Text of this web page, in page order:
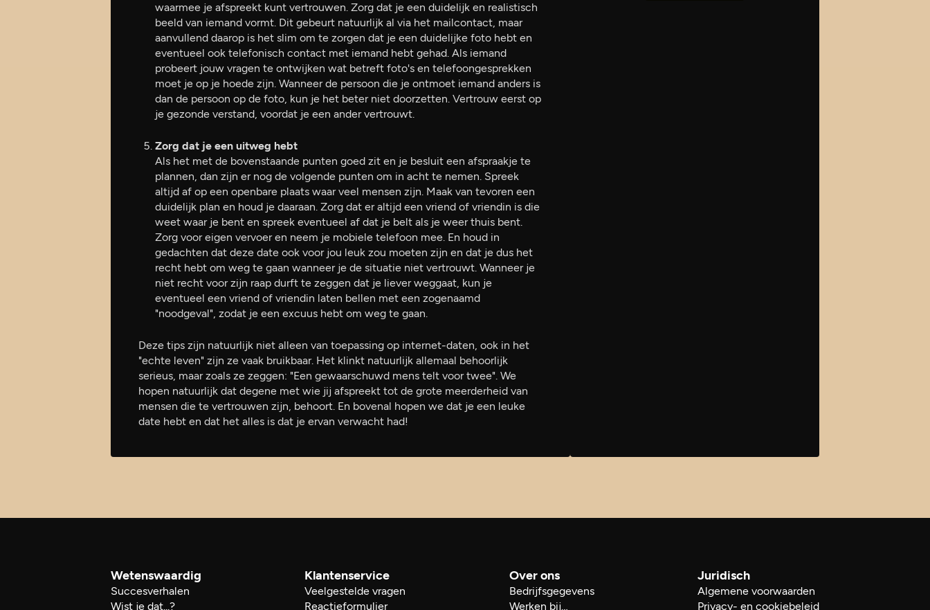
waarmee je afspreekt kunt vertrouwen. Zorg dat je een duidelijk en realistisch
beeld van iemand vormt. Dit gebeurt natuurlijk al via het mailcontact, maar
aanvullend daarop is het slim om te zorgen dat je een duidelijke foto hebt en
eventueel ook telefonisch contact met iemand hebt gehad. Als iemand
probeert jouw vragen te ontwijken wat betreft foto's en telefoongesprekken
moet je op je hoede zijn. Wanneer de persoon die je ontmoet iemand anders is
dan de persoon op de foto, kun je het beter niet doorzetten. Vertrouw eerst op
je gezonde verstand, voordat je een ander vertrouwt.
Zorg dat je een uitweg hebt
Als het met de bovenstaande punten goed zit en je besluit een afspraakje te
plannen, dan zijn er nog de volgende punten om in acht te nemen. Spreek
altijd af op een openbare plaats waar veel mensen zijn. Maak van tevoren een
duidelijk plan en houd je daaraan. Zorg dat er altijd een vriend of vriendin is die
weet waar je bent en spreek eventueel af dat je belt als je weer thuis bent.
Zorg voor eigen vervoer en neem je mobiele telefoon mee. En houd in
gedachten dat deze date ook voor jou leuk zou moeten zijn en dat je dus het
recht hebt om weg te gaan wanneer je de situatie niet vertrouwt. Wanneer je
niet recht voor zijn raap durft te zeggen dat je liever weggaat, kun je
eventueel een vriend of vriendin laten bellen met een zogenaamd
"noodgeval", zodat je een excuus hebt om weg te gaan.
Deze tips zijn natuurlijk niet alleen van toepassing op internet-daten, ook in het
"echte leven" zijn ze vaak bruikbaar. Het klinkt natuurlijk allemaal behoorlijk
serieus, maar zoals ze zeggen: "Een gewaarschuwd mens telt voor twee". We
hopen natuurlijk dat degene met wie jij afspreekt tot de grote meerderheid van
mensen die te vertrouwen zijn, behoort. En bovenal hopen we dat je een leuke
date hebt en dat het alles is dat je ervan verwacht had!
Wetenswaardig
Succesverhalen
Wist je dat...?
Klantenservice
Veelgestelde vragen
Reactieformulier
Over ons
Bedrijfsgegevens
Werken bij…
Juridisch
Algemene voorwaarden
Privacy- en cookiebeleid